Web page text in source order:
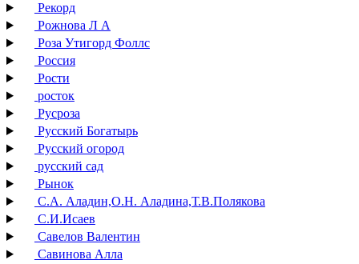
Рекорд
Рожнова Л А
Роза Утигорд Фоллс
Россия
Рости
росток
Русроза
Русский Богатырь
Русский огород
русский сад
Рынок
С.А. Аладин,О.Н. Аладина,Т.В.Полякова
С.И.Исаев
Савелов Валентин
Савинова Алла